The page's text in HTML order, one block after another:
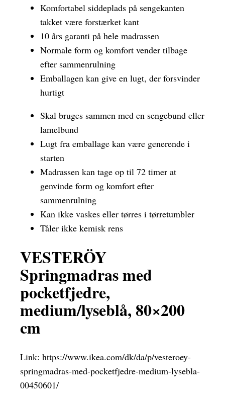
Komfortabel siddeplads på sengekanten
takket være forstærket kant
10 års garanti på hele madrassen
Normale form og komfort vender tilbage
efter sammenrulning
Emballagen kan give en lugt, der forsvinder
hurtigt
Skal bruges sammen med en sengebund eller
lamelbund
Lugt fra emballage kan være generende i
starten
Madrassen kan tage op til 72 timer at
genvinde form og komfort efter
sammenrulning
Kan ikke vaskes eller tørres i tørretumbler
Tåler ikke kemisk rens
VESTERÖY
Springmadras med
pocketfjedre,
medium/lyseblå, 80×200
cm
Link: https://www.ikea.com/dk/da/p/vesteroey-
springmadras-med-pocketfjedre-medium-lysebla-
00450601/